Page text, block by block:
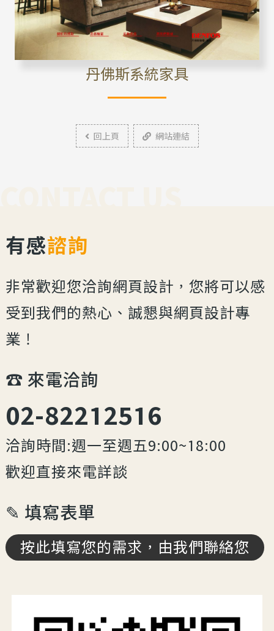
丹佛斯系統家具
回上頁 網站連結
有感諮詢
非常歡迎您洽詢網頁設計，您將可以感
受到我們的熱心、誠懇與網頁設計專
業！
☎︎ 來電洽詢
02-82212516
洽詢時間:週一至週五9:00~18:00
歡迎直接來電詳談
✎ 填寫表單
按此填寫您的需求，由我們聯絡您